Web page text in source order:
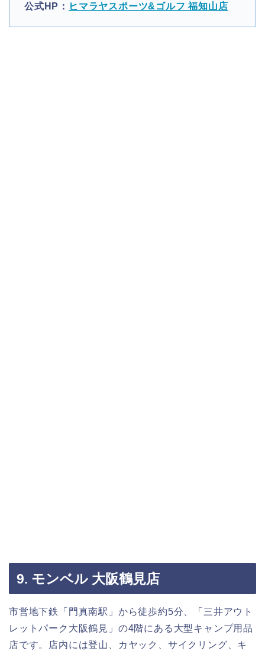
公式HP： ヒマラヤスポーツ&ゴルフ 福知山店
9. モンベル 大阪鶴見店
市営地下鉄「門真南駅」から徒歩約5分、「三井アウト
レットパーク大阪鶴見」の4階にある大型キャンプ用品
店です。店内には登山、カヤック、サイクリング、キ